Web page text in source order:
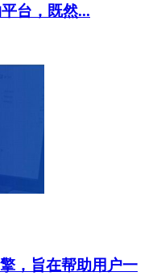
台，既然...
，旨在帮助用户一